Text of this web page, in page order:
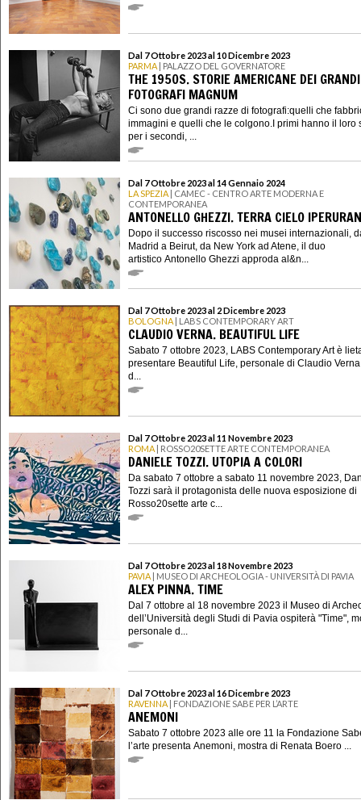
Dal 7 Ottobre 2023 al 10 Dicembre 2023
PARMA | PALAZZO DEL GOVERNATORE
THE 1950S. STORIE AMERICANE DEI GRANDI
FOTOGRAFI MAGNUM
Ci sono due grandi razze di fotografi:quelli che
immagini e quelli che le colgono.I primi hanno il loro
per i secondi, ...
Dal 7 Ottobre 2023 al 14 Gennaio 2024
LA SPEZIA | CAMEC - CENTRO ARTE MODERNA E
CONTEMPORANEA
ANTONELLO GHEZZI. TERRA CIELO
Dopo il successo riscosso nei musei internazionali,
Madrid a Beirut, da New York ad Atene, il duo
artistico Antonello Ghezzi approda al&n...
Dal 7 Ottobre 2023 al 2 Dicembre 2023
BOLOGNA | LABS CONTEMPORARY ART
CLAUDIO VERNA. BEAUTIFUL LIFE
Sabato 7 ottobre 2023, LABS Contemporary Art è
presentare Beautiful Life, personale di Claudio
d...
Dal 7 Ottobre 2023 al 11 Novembre 2023
ROMA | ROSSO20SETTE ARTE CONTEMPORANEA
DANIELE TOZZI. UTOPIA A COLORI
Da sabato 7 ottobre a sabato 11 novembre 2023,
Tozzi sarà il protagonista delle nuova esposizione di
Rosso20sette arte c...
Dal 7 Ottobre 2023 al 18 Novembre 2023
PAVIA | MUSEO DI ARCHEOLOGIA - UNIVERSITÀ DI PAVIA
ALEX PINNA. TIME
Dal 7 ottobre al 18 novembre 2023 il Museo di
dell’Università degli Studi di Pavia ospiterà "Time",
personale d...
Dal 7 Ottobre 2023 al 16 Dicembre 2023
RAVENNA | FONDAZIONE SABE PER L’ARTE
ANEMONI
Sabato 7 ottobre 2023 alle ore 11 la Fondazione
l’arte presenta Anemoni, mostra di Renata Boero ...